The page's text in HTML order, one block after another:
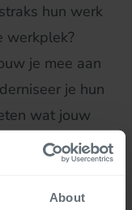
About
hun werk
werkplek?
je mee aan
je hun
wat jouw